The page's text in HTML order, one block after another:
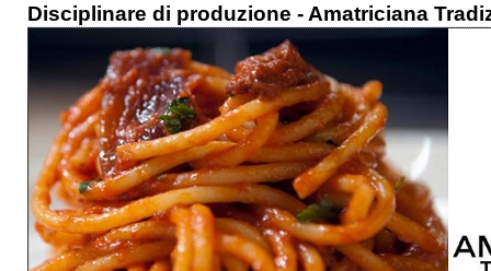
Disciplinare di produzione - Amatriciana